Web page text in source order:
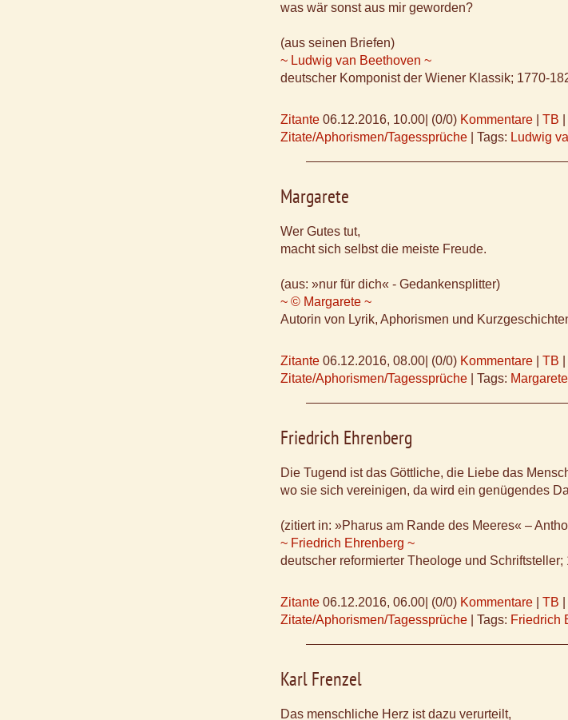
was wär sonst aus mir geworden?
(aus seinen Briefen)
~ Ludwig van Beethoven ~
deutscher Komponist der Wiener Klassik; 1770-
Zitante 06.12.2016, 10.00 (0/0) Kommentare TB
Zitate/Aphorismen/Tagessprüche
Tags: Ludwig
Margarete
Wer Gutes tut,
macht sich selbst die meiste Freude.
(aus: »nur für dich« - Gedankensplitter)
~ © Margarete ~
Autorin von Lyrik, Aphorismen und
Zitante 06.12.2016, 08.00 (0/0) Kommentare TB
Zitate/Aphorismen/Tagessprüche
Tags: Margarete
Friedrich Ehrenberg
Die Tugend ist das Göttliche, die Liebe das
wo sie sich vereinigen, da wird ein genügendes
(zitiert in: »Pharus am Rande des Meeres« –
~ Friedrich Ehrenberg ~
deutscher reformierter Theologe und Schriftsteller;
Zitante 06.12.2016, 06.00 (0/0) Kommentare TB
Zitate/Aphorismen/Tagessprüche
Tags: Friedrich
Karl Frenzel
Das menschliche Herz ist dazu verurteilt,